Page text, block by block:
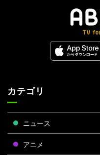
カテゴリ
ニュース
アニメ